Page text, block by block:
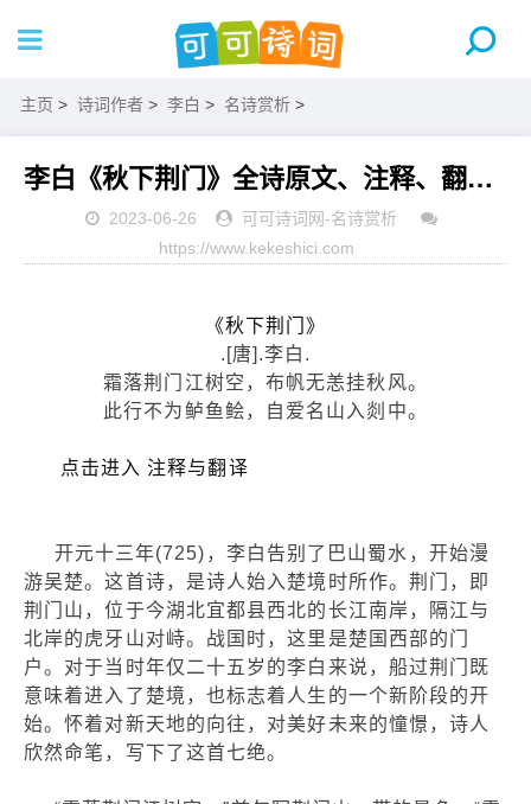
主页 > 诗词作者 > 李白 > 名诗赏析 >
李白《秋下荆门》全诗原文、注释、翻译和赏析
2023-06-26 可可诗词网-名诗赏析
https://www.kekeshici.com
《秋下荆门》
.[唐].李白.
霜落荆门江树空，布帆无恙挂秋风。
此行不为鲈鱼鲙，自爱名山入剡中。
点击进入 注释与翻译
开元十三年(725)，李白告别了巴山蜀水，开始漫
游吴楚。这首诗，是诗人始入楚境时所作。荆门，即
荆门山，位于今湖北宜都县西北的长江南岸，隔江与
北岸的虎牙山对峙。战国时，这里是楚国西部的门
户。对于当时年仅二十五岁的李白来说，船过荆门既
意味着进入了楚境，也标志着人生的一个新阶段的开
始。怀着对新天地的向往，对美好未来的憧憬，诗人
欣然命笔，写下了这首七绝。